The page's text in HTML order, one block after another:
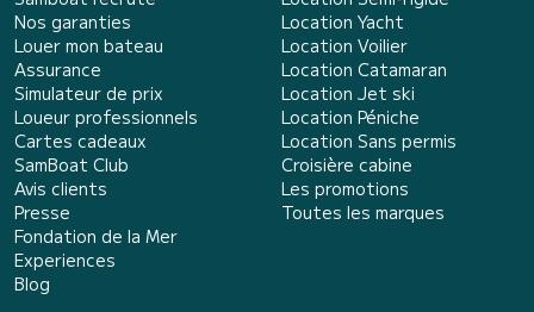
Nos garanties
Louer mon bateau
Assurance
Simulateur de prix
Loueur professionnels
Cartes cadeaux
SamBoat Club
Avis clients
Presse
Fondation de la Mer
Experiences
Blog
Location Yacht
Location Voilier
Location Catamaran
Location Jet ski
Location Péniche
Location Sans permis
Croisière cabine
Les promotions
Toutes les marques